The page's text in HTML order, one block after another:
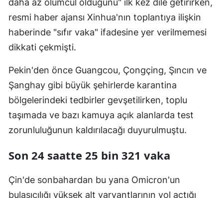
Yozgat
Zonguldak
Bayburt
Karaman
Kırıkkale
Şırnak
Bartın
daha az ölümcül olduğunu" ilk kez dile getirirken,
resmi haber ajansı Xinhua'nın toplantıya ilişkin
haberinde "sıfır vaka" ifadesine yer verilmemesi
dikkati çekmişti.
Pekin'den önce Guangcou, Çongçing, Şıncın ve
Şanghay gibi büyük şehirlerde karantina
bölgelerindeki tedbirler gevşetilirken, toplu
taşımada ve bazı kamuya açık alanlarda test
zorunluluğunun kaldırılacağı duyurulmuştu.
Son 24 saatte 25 bin 321 vaka
Çin'de sonbahardan bu yana Omicron'un
bulaşıcılığı yüksek alt varyantlarının yol açtığı